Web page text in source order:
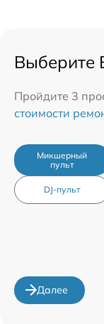
Выберите
Пройдите 3
стоимости
Микшерный
пульт
DJ-пульт
Далее